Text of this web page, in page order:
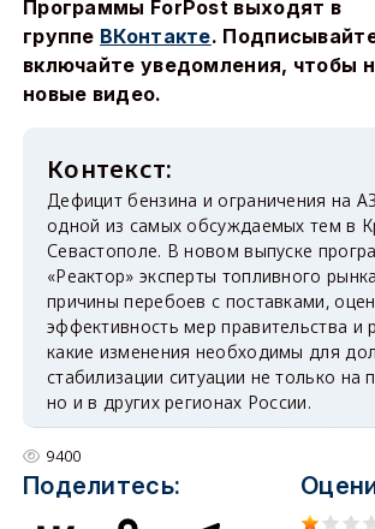
Программы ForPost выходят в
группе ВКонтакте.
включайте уведомления, чтобы
новые видео.
Дефицит бензина и ограничения на
одной из самых обсуждаемых тем в
Севастополе. В новом выпуске
«Реактор» эксперты топливного
причины перебоев с поставками,
эффективность мер правительства и
какие изменения необходимы для
стабилизации ситуации не только на
но и в других регионах России.
9400
Поделитесь: